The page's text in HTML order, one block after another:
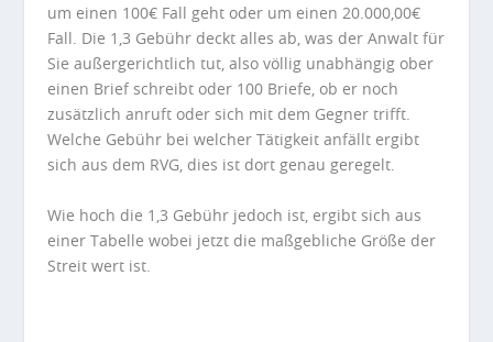
um einen 100€ Fall geht oder um einen 20.000,00€
Fall. Die 1,3 Gebühr deckt alles ab, was der Anwalt für
Sie außergerichtlich tut, also völlig unabhängig ober
einen Brief schreibt oder 100 Briefe, ob er noch
zusätzlich anruft oder sich mit dem Gegner trifft.
Welche Gebühr bei welcher Tätigkeit anfällt ergibt
sich aus dem RVG, dies ist dort genau geregelt.
Wie hoch die 1,3 Gebühr jedoch ist, ergibt sich aus
einer Tabelle wobei jetzt die maßgebliche Größe der
Streit wert ist.